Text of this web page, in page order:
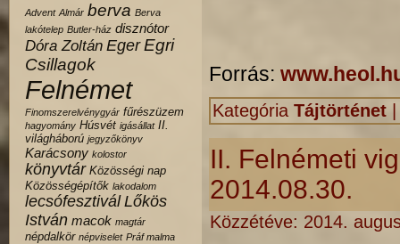
Advent Almár berva Berva
lakótelep Butler-ház disznótor
Dóra Zoltán Eger Egri
Csillagok
Felnémet
Finomszerelvénygyár fűrészüzem
hagyomány Húsvét igásállat II.
világháború jegyzőkönyv
Karácsony kolostor
könyvtár Közösségi nap
Közösségépítők lakodalom
lecsófesztivál Lőkös
István macok magtár
népdalkör népviselet Práf malma
Forrás:
Kategória Tájtörténet
II. Felnémeti
2014.08.30.
Közzétéve: 2014.